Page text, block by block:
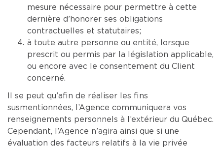
mesure nécessaire pour permettre à cette
dernière d’honorer ses obligations
contractuelles et statutaires;
à toute autre personne ou entité, lorsque
prescrit ou permis par la législation applicable,
ou encore avec le consentement du Client
concerné.
Il se peut qu’afin de réaliser les fins
susmentionnées, l’Agence communiquera vos
renseignements personnels à l’extérieur du Québec.
Cependant, l’Agence n’agira ainsi que si une
évaluation des facteurs relatifs à la vie privée